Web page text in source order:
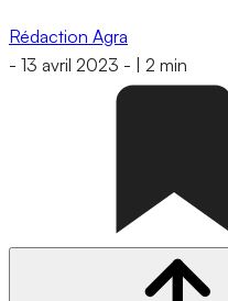
Rédaction Agra
- 13 avril 2023 - 2 min